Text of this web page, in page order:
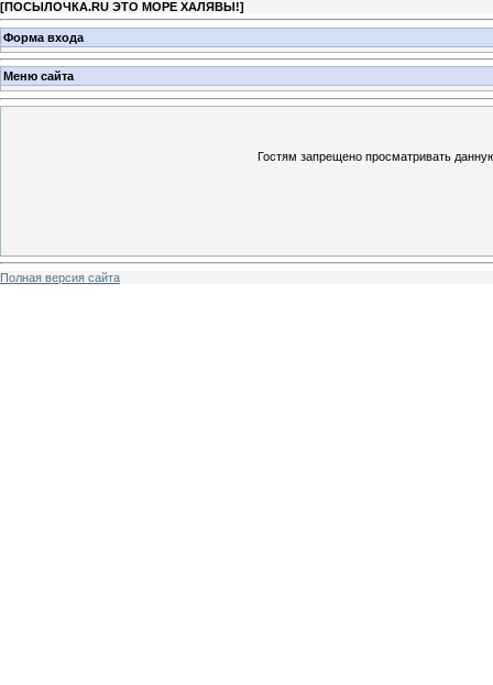
[ПОСЫЛОЧКА.RU ЭТО МОРЕ ХАЛЯВЫ!]
Форма входа
Меню сайта
Гостям запрещено просматривать
Полная версия сайта